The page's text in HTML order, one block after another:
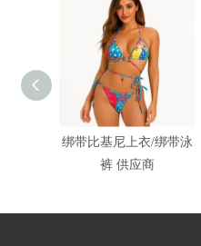
绑带比基尼上衣/绑带泳
裤 供应商